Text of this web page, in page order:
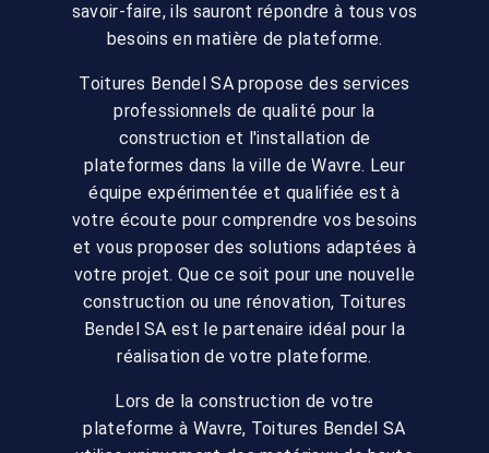
savoir-faire, ils sauront répondre à tous vos
besoins en matière de plateforme.
Toitures Bendel SA propose des services
professionnels de qualité pour la
construction et l'installation de
plateformes dans la ville de Wavre. Leur
équipe expérimentée et qualifiée est à
votre écoute pour comprendre vos besoins
et vous proposer des solutions adaptées à
votre projet. Que ce soit pour une nouvelle
construction ou une rénovation, Toitures
Bendel SA est le partenaire idéal pour la
réalisation de votre plateforme.
Lors de la construction de votre
plateforme à Wavre, Toitures Bendel SA